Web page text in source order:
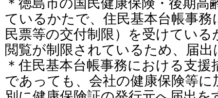
＊徳島市の国民健康保険・後期高
ているかたで、住民基本台帳事
民票等の交付制限）を受けてい
閲覧が制限されているため、届
＊住民基本台帳事務における支
であっても、会社の健康保険等